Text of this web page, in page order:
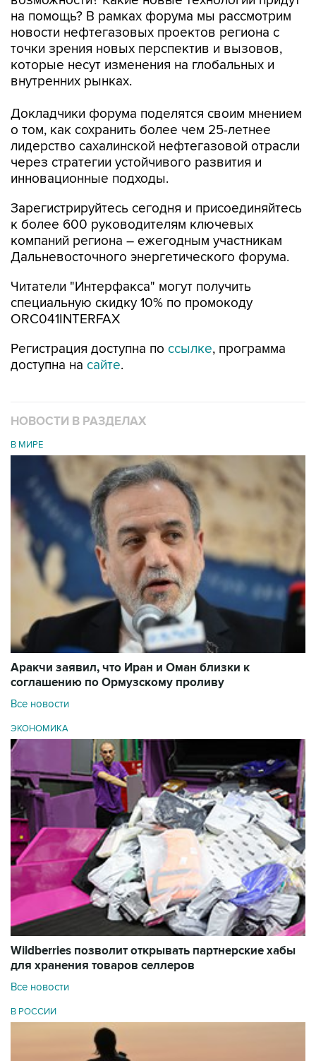
на помощь? В рамках форума мы рассмотрим
новости нефтегазовых проектов региона с
точки зрения новых перспектив и вызовов,
которые несут изменения на глобальных и
внутренних рынках.
Докладчики форума поделятся своим мнением
о том, как сохранить более чем 25-летнее
лидерство сахалинской нефтегазовой отрасли
через стратегии устойчивого развития и
инновационные подходы.
Зарегистрируйтесь сегодня и присоединяйтесь
к более 600 руководителям ключевых
компаний региона – ежегодным участникам
Дальневосточного энергетического форума.
Читатели "Интерфакса" могут получить
специальную скидку 10% по промокоду
ORC041INTERFAX
Регистрация доступна по ссылке, программа
доступна на сайте.
НОВОСТИ В РАЗДЕЛАХ
В МИРЕ
Аракчи заявил, что Иран и Оман близки к
соглашению по Ормузскому проливу
Все новости
ЭКОНОМИКА
Wildberries позволит открывать партнерские хабы
для хранения товаров селлеров
Все новости
В РОССИИ